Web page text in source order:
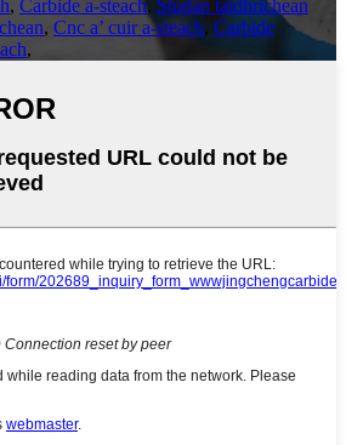
, Carbide a-steach, Studan taidhrichean
, Cnc a’ cuir a-steach, Carbide
,